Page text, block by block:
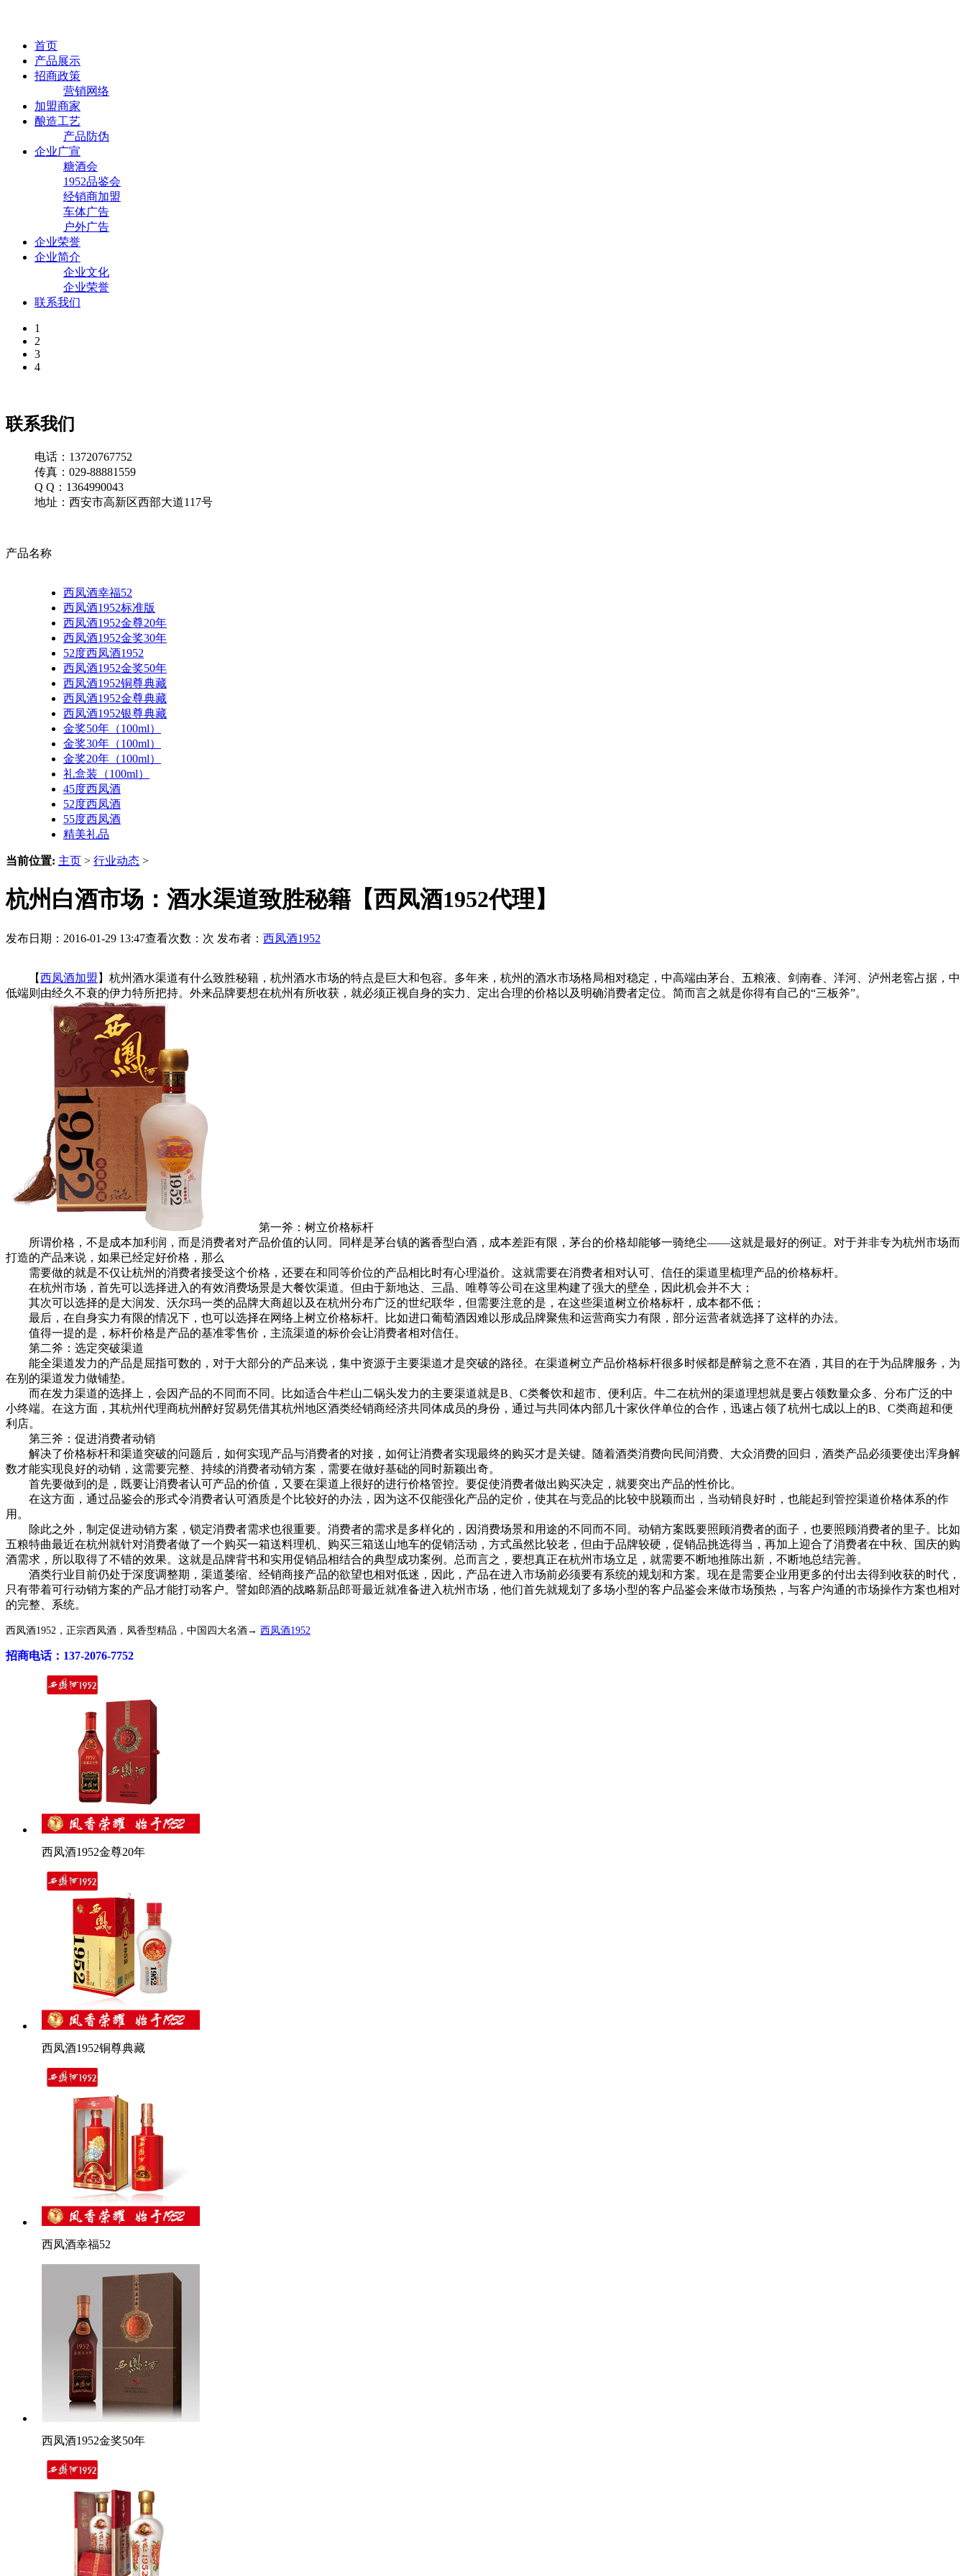
首页
产品展示
招商政策
营销网络
加盟商家
酿造工艺
产品防伪
企业广宣
糖酒会
1952品鉴会
经销商加盟
车体广告
户外广告
企业荣誉
企业简介
企业文化
企业荣誉
联系我们
1
2
3
4
联系我们
电话：13720767752
传真：029-88881559
Q Q：1364990043
地址：西安市高新区西部大道117号
产品名称
西凤酒幸福52
西凤酒1952标准版
西凤酒1952金尊20年
西凤酒1952金奖30年
52度西凤酒1952
西凤酒1952金奖50年
西凤酒1952铜尊典藏
西凤酒1952金尊典藏
西凤酒1952银尊典藏
金奖50年（100ml）
金奖30年（100ml）
金奖20年（100ml）
礼盒装（100ml）
45度西凤酒
52度西凤酒
55度西凤酒
精美礼品
当前位置: 主页 > 行业动态 >
杭州白酒市场：酒水渠道致胜秘籍【西凤酒1952代理】
发布日期：2016-01-29 13:47查看次数： 次 发布者： 西凤酒1952
【西凤酒加盟 】杭州酒水渠道有什么致胜秘籍，杭州酒水市场的特点是巨大和包容。多年来，杭州的酒水市场格局相对稳定，中高端由茅台、五粮液、剑南春、洋河、泸州老窖占据，中
低端则由经久不衰的伊力特所把持。外来品牌要想在杭州有所收获，就必须正视自身的实力、定出合理的价格以及明确消费者定位。简而言之就是你得有自己的“三板斧”。
第一斧：树立价格标杆
所谓价格，不是成本加利润，而是消费者对产品价值的认同。同样是茅台镇的酱香型白酒，成本差距有限，茅台的价格却能够一骑绝尘——这就是最好的例证。对于并非专为杭州市场而
打造的产品来说，如果已经定好价格，那么
需要做的就是不仅让杭州的消费者接受这个价格，还要在和同等价位的产品相比时有心理溢价。这就需要在消费者相对认可、信任的渠道里梳理产品的价格标杆。
在杭州市场，首先可以选择进入的有效消费场景是大餐饮渠道。但由于新地达、三晶、唯尊等公司在这里构建了强大的壁垒，因此机会并不大；
其次可以选择的是大润发、沃尔玛一类的品牌大商超以及在杭州分布广泛的世纪联华，但需要注意的是，在这些渠道树立价格标杆，成本都不低；
最后，在自身实力有限的情况下，也可以选择在网络上树立价格标杆。比如进口葡萄酒因难以形成品牌聚焦和运营商实力有限，部分运营者就选择了这样的办法。
值得一提的是，标杆价格是产品的基准零售价，主流渠道的标价会让消费者相对信任。
第二斧：选定突破渠道
能全渠道发力的产品是屈指可数的，对于大部分的产品来说，集中资源于主要渠道才是突破的路径。在渠道树立产品价格标杆很多时候都是醉翁之意不在酒，其目的在于为品牌服务，为
在别的渠道发力做铺垫。
而在发力渠道的选择上，会因产品的不同而不同。比如适合牛栏山二锅头发力的主要渠道就是B、C类餐饮和超市、便利店。牛二在杭州的渠道理想就是要占领数量众多、分布广泛的中
小终端。在这方面，其杭州代理商杭州醉好贸易凭借其杭州地区酒类经销商经济共同体成员的身份，通过与共同体内部几十家伙伴单位的合作，迅速占领了杭州七成以上的B、C类商超和便
利店。
第三斧：促进消费者动销
解决了价格标杆和渠道突破的问题后，如何实现产品与消费者的对接，如何让消费者实现最终的购买才是关键。随着酒类消费向民间消费、大众消费的回归，酒类产品必须要使出浑身解
数才能实现良好的动销，这需要完整、持续的消费者动销方案，需要在做好基础的同时新颖出奇。
首先要做到的是，既要让消费者认可产品的价值，又要在渠道上很好的进行价格管控。要促使消费者做出购买决定，就要突出产品的性价比。
在这方面，通过品鉴会的形式令消费者认可酒质是个比较好的办法，因为这不仅能强化产品的定价，使其在与竞品的比较中脱颖而出，当动销良好时，也能起到管控渠道价格体系的作
用。
除此之外，制定促进动销方案，锁定消费者需求也很重要。消费者的需求是多样化的，因消费场景和用途的不同而不同。动销方案既要照顾消费者的面子，也要照顾消费者的里子。比如
五粮特曲最近在杭州就针对消费者做了一个购买一箱送料理机、购买三箱送山地车的促销活动，方式虽然比较老，但由于品牌较硬，促销品挑选得当，再加上迎合了消费者在中秋、国庆的购
酒需求，所以取得了不错的效果。这就是品牌背书和实用促销品相结合的典型成功案例。总而言之，要想真正在杭州市场立足，就需要不断地推陈出新，不断地总结完善。
酒类行业目前仍处于深度调整期，渠道萎缩、经销商接产品的欲望也相对低迷，因此，产品在进入市场前必须要有系统的规划和方案。现在是需要企业用更多的付出去得到收获的时代，
只有带着可行动销方案的产品才能打动客户。譬如郎酒的战略新品郎哥最近就准备进入杭州市场，他们首先就规划了多场小型的客户品鉴会来做市场预热，与客户沟通的市场操作方案也相对
的完整、系统。
西凤酒1952，正宗西凤酒，凤香型精品，中国四大名酒→ 西凤酒1952
招商电话：137-2076-7752
西凤酒1952金尊20年
西凤酒1952铜尊典藏
西凤酒幸福52
西凤酒1952金奖50年